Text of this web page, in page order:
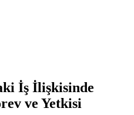
İş İlişkisinde
ve Yetkisi